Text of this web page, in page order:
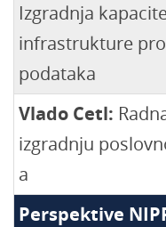
Izgradnja
infrastrukture
podataka
Vlado Cetl:
izgradnju
a
Perspektive